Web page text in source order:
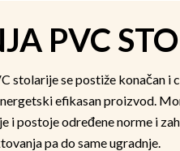
PVC
stolarije se postiže konačan i
efikasan proizvod.
i postoje određene norme i
pa do same ugradnje.